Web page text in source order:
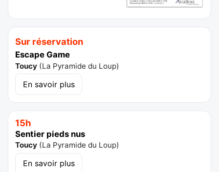
Sur réservation
Escape Game
Toucy (La Pyramide du Loup)
En savoir plus
15h
Sentier pieds nus
Toucy (La Pyramide du Loup)
En savoir plus